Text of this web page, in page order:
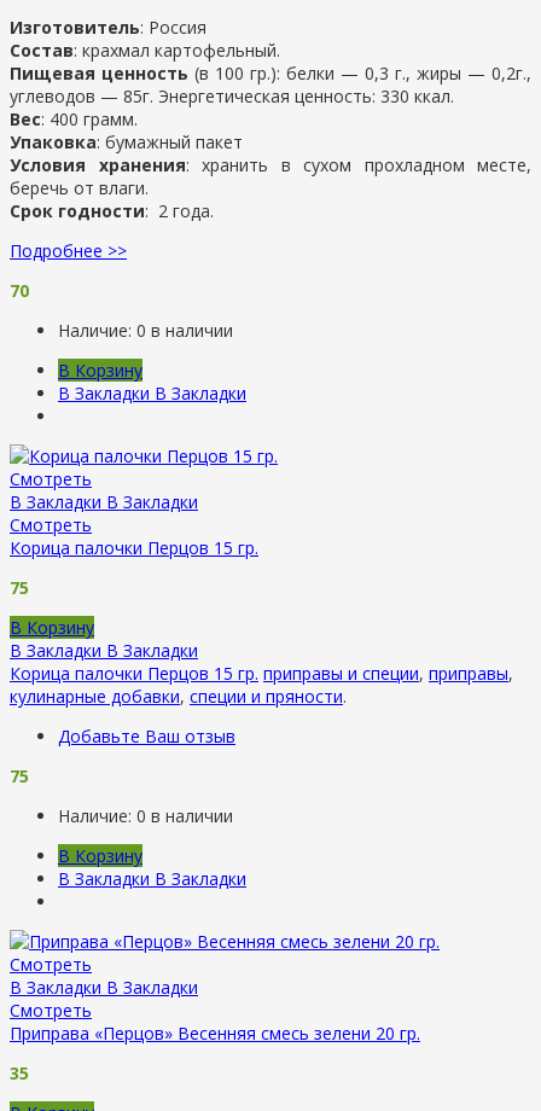
Изготовитель: Россия
Состав: крахмал картофельный.
Пищевая ценность (в 100 гр.): белки — 0,3 г., жиры — 0,2г.,
углеводов — 85г. Энергетическая ценность: 330 ккал.
Вес: 400 грамм.
Упаковка: бумажный пакет
Условия хранения: хранить в сухом прохладном месте,
беречь от влаги.
Срок годности: 2 года.
Подробнее >>
70
Наличие: 0 в наличии
В Корзину
В Закладки В Закладки
Смотреть
В Закладки В Закладки
Смотреть
Корица палочки Перцов 15 гр.
75
В Корзину
В Закладки В Закладки
Корица палочки Перцов 15 гр. приправы и специи, приправы,
кулинарные добавки, специи и пряности.
Добавьте Ваш отзыв
75
Наличие: 0 в наличии
В Корзину
В Закладки В Закладки
Смотреть
В Закладки В Закладки
Смотреть
Приправа «Перцов» Весенняя смесь зелени 20 гр.
35